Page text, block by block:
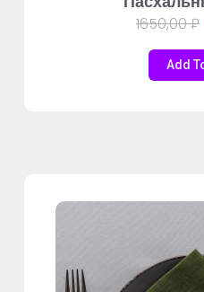
1650,00₽
Add